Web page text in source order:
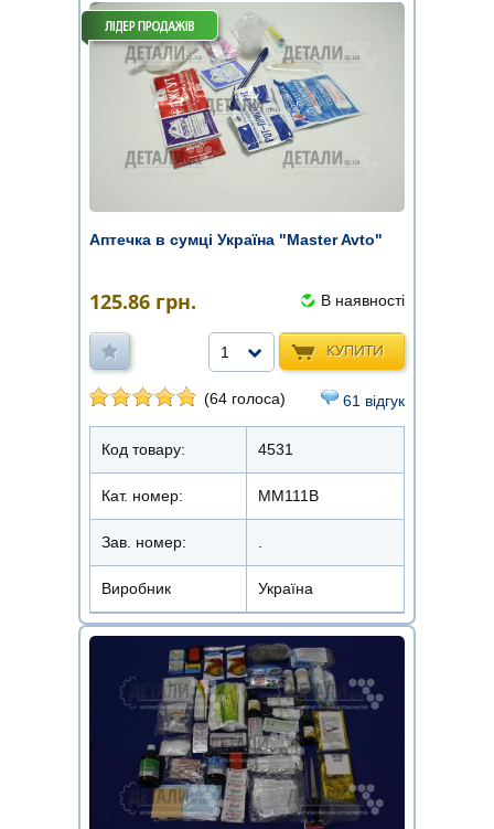
Аптечка в сумці Україна "Master Avto"
125.86 грн. В наявності
КУПИТИ
1
(64 голоса) 61 відгук
Код товару: 4531
Кат. номер: ММ111В
Зав. номер: .
Виробник Україна